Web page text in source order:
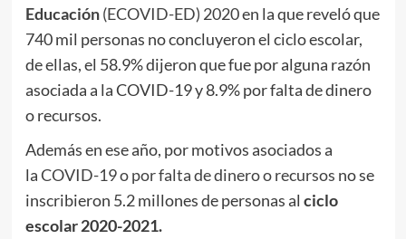
Educación(ECOVID-ED) 2020en la que reveló que
740 mil personas no concluyeron el ciclo escolar,
de ellas, el 58.9% dijeron que fue por alguna razón
asociada a la COVID-19 y 8.9% por falta de dinero
o recursos.
Además en ese año, por motivos asociados a
laCOVID-19 o por falta de dinero o recursos no se
inscribieron 5.2 millones de personas al ciclo
escolar 2020-2021.